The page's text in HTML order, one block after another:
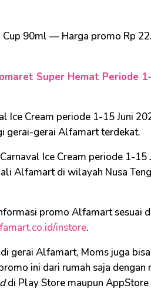
Cup 90ml — Harga promo Rp
Super Hemat Periode
Ice Cream periode 1-15 Juni
gerai-gerai Alfamart terdekat.
Ice Cream periode 1-15
Alfamart di wilayah Nusa
promo Alfamart sesuai
instore.
di gerai Alfamart, Moms juga
ini dari rumah saja dengan
di Play Store maupun